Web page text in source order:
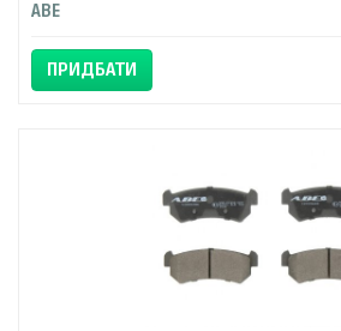
ABE
ПРИДБАТИ